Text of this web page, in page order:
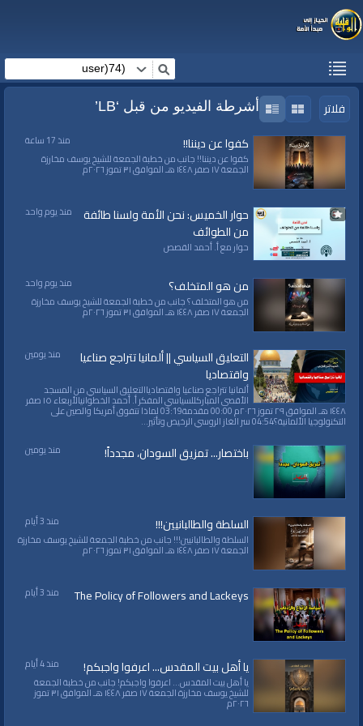
فلاتر أشرطة الفيديو من قبل ‘LB’
منذ 17 ساعة كفوا عن ديننا!!
كفوا عن ديننا!! جانب من خطبة الجمعة للشيخ يوسف مخارزة
الجمعة ١٧ صفر ١٤٤٨ هـ الموافق ٣١ تموز ٢٠٢٦م
منذ يوم واحد
حوار الخميس: نحن الأمة ولسنا طائفة
من الطوائف
حوار مع أ. أحمد القصص
منذ يوم واحد من هو المتخلف؟
من هو المتخلف؟ جانب من خطبة الجمعة للشيخ يوسف مخارزة
الجمعة ١٧ صفر ١٤٤٨ هـ الموافق ٣١ تموز ٢٠٢٦م
منذ يومين
التعليق السياسي || ألمانيا تتراجع صناعيا
واقتصاديا
ألمانيا تتراجع صناعيا واقتصادياالتعليق السياسي من المسجد
الأقصى المباركللسياسي المفكر أ. أحمد الخطوانيالأربعاء ١٥ صفر
١٤٤٨ هـ الموافق ٢٩ تموز ٢٠٢٦م 00:00 مقدمة03:19 لماذا تتفوق أمريكا والصين على
التكنولوجيا الألمانية؟04:54 سر الغاز الروسي الرخيص وتأثير...
منذ يومين
باختصار... تمزيق السودان، مجدداً!
منذ 3 أيام السلطة والطالبانيين!!!
السلطة والطالبانيين!!! جانب من خطبة الجمعة للشيخ يوسف مخارزة
الجمعة ١٧ صفر ١٤٤٨ هـ الموافق ٣١ تموز ٢٠٢٦م
منذ 3 أيام The Policy of Followers and Lackeys
منذ 4 أيام يا أهل بيت المقدس... اعرفوا واجبكم!
يا أهل بيت المقدس... اعرفوا واجبكم! جانب من خطبة الجمعة
للشيخ يوسف مخارزة الجمعة ١٧ صفر ١٤٤٨ هـ الموافق ٣١ تموز
٢٠٢٦م